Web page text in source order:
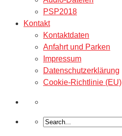
PSP2018
Kontakt
Kontaktdaten
Anfahrt und Parken
Impressum
Datenschutzerklärung
Cookie-Richtlinie (EU)